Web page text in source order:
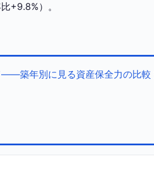
+9.8%）。
築年別に見る資産保全力の比較